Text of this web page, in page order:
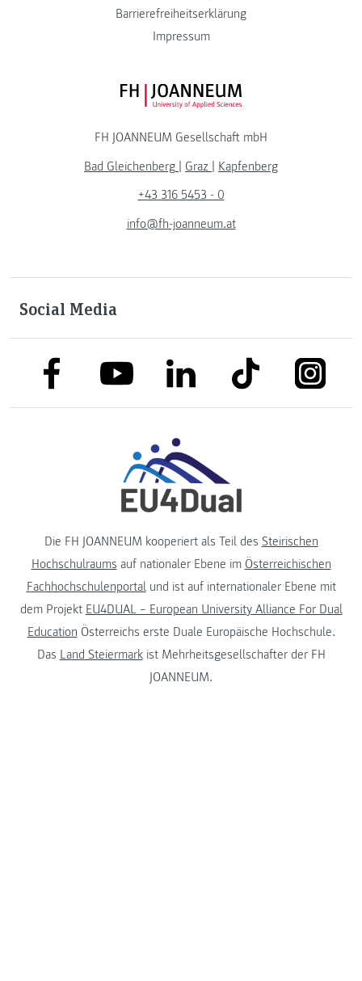
Barrierefreiheitserklärung
Impressum
FH JOANNEUM Logo
FH JOANNEUM Gesellschaft mbH
Bad Gleichenberg | Graz | Kapfenberg
+43 316 5453 - 0
info@fh-joanneum.at
Social Media
link to facebooklink to youtubelink to linkedinlink to tiktok link to
Die FH JOANNEUM kooperiert als Teil des Steirischen
Hochschulraums auf nationaler Ebene im Österreichischen
Fachhochschulenportalund ist auf internationaler Ebene mit
dem Projekt EU4DUAL – European University Alliance For Dual
Education Österreichs erste Duale Europäische Hochschule.
Das Land Steiermarkist Mehrheitsgesellschafter der FH
JOANNEUM.